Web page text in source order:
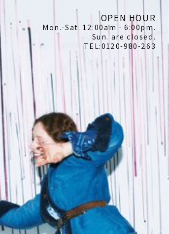
OPEN HOUR
Mon.-Sat. 12:00am - 6:00pm.
Sun. are closed.
TEL:0120-980-263